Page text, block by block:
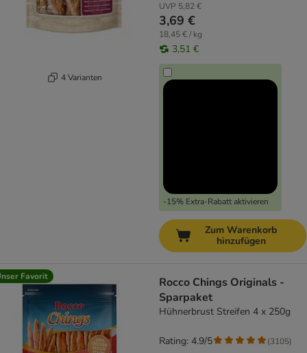
4 Varianten
UVP 5,82 €
3,69 €
18,45 € / kg
3,51 €
-15% Extra-Rabatt aktivieren
Zum Warenkorb
hinzufügen
Favorit
Rocco Chings Originals -
Sparpaket
Hühnerbrust Streifen 4 x 250g
Rating: 4.9/5 (3105)